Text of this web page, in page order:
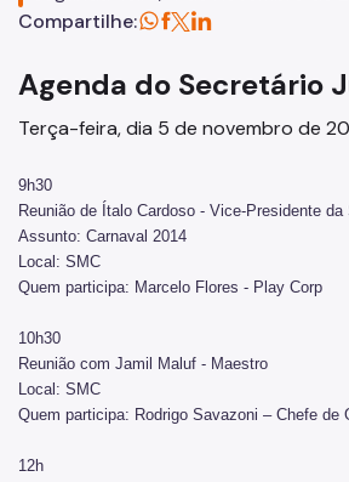
Concursos
Rede Daora
Piapi
Vocacional
Jovem Monitor Cultural
Compartilhe:
Agenda do Secretário
Terça-feira, dia 5 de novembro de
9h30
Reunião de Ítalo Cardoso - Vice-Presidente da
Assunto: Carnaval 2014
Local: SMC
Quem participa: Marcelo Flores - Play Corp
10h30
Reunião com Jamil Maluf - Maestro
Local: SMC
Quem participa: Rodrigo Savazoni – Chefe de
12h